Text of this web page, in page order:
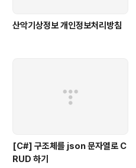
산악기상정보 개인정보처리방침
[C#] 구조체를 json 문자열로 C
RUD 하기